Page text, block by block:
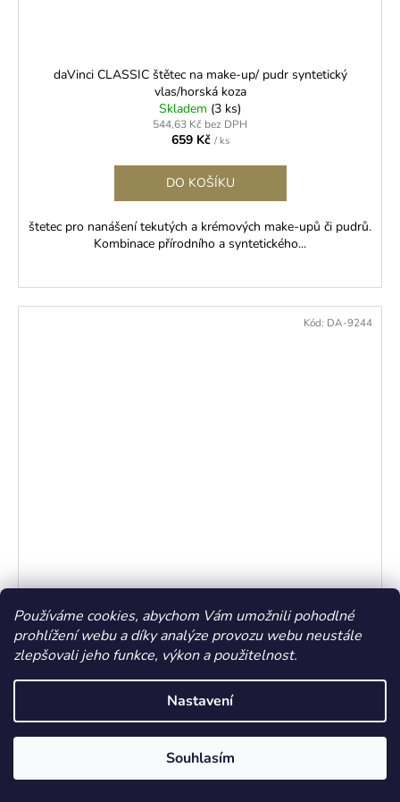
Používáme cookies, abychom Vám umožnili pohodlné
prohlížení webu a díky analýze provozu webu neustále
zlepšovali jeho funkce, výkon a použitelnost.
Nastavení
Souhlasím
daVinci CLASSIC štětec na make-up/ pudr syntetický
vlas/horská koza
Skladem (3 ks)
544,63 Kč bez DPH
659 Kč / ks
DO KOŠÍKU
štetec pro nanášení tekutých a krémových make-upů či pudrů.
Kombinace přírodního a syntetického...
Skladem(3 ks)
395,87 Kč bez DPH
479 Kč/ ks
se vyrábí ze dřeva z ekologicky...
Kód: DA-9244